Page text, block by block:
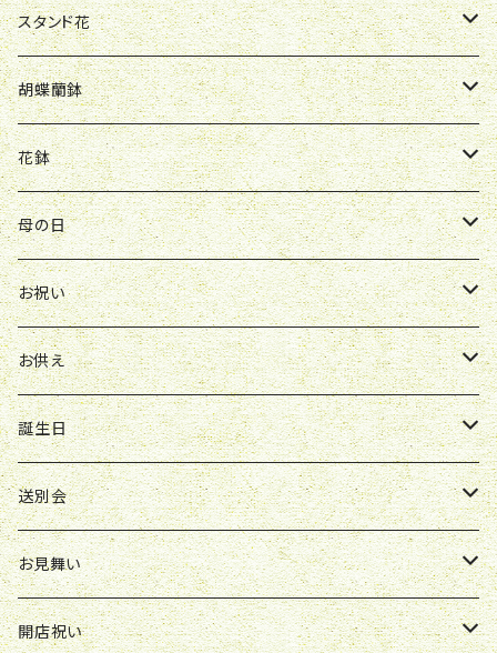
誕生日
お見舞い
送別会
お供え
仏壇花
定期便
R&P
Y&O
W&G
お祝い
W&G
R&P
Y&O
誕生日
お見舞い
送別会
開店祝い
お供え
母の日
R&P
Y&O
W&G
ソープフラワー
お祝い
誕生日
お見舞い
送別会
スタンド花
開店祝い
お誕生日
お祝い
発表会
胡蝶蘭鉢
開店祝い
お祝い
花鉢
クレマチス
紫
母の日
花束
アレンジ
ボックスアレンジ
お祝い
花束
アレンジ
ボックスアレンジ
胡蝶蘭鉢
スタンド花
お供え
花束
アレンジ
誕生日
花束
アレンジ
ボックスアレンジ
送別会
花束
アレンジ
お見舞い
花束
開店祝い